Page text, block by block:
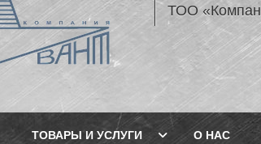
ТОО
ТОВАРЫ И УСЛУГИ О НАС